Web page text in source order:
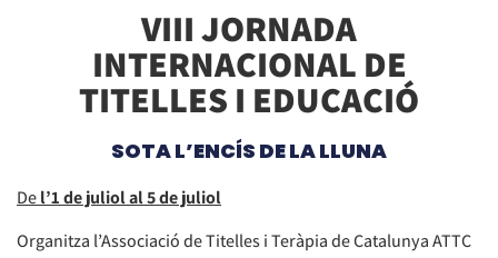
VIII JORNADA
INTERNACIONAL DE
TITELLES I EDUCACIÓ
SOTA L’ENCÍS DE LA LLUNA
Del’1 de juliol al 5 de juliol
Organitza l’Associació de Titelles i Teràpia de Catalunya ATTC